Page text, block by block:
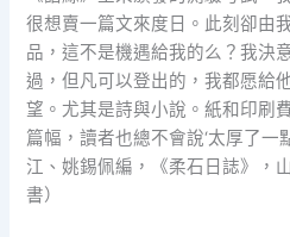
很想賣一篇文來度日。此刻卻由
品，這不是機遇給我的么？我決
過，但凡可以登出的，我都愿給
望。尤其是詩與小說。紙和印刷
篇幅，讀者也總不會說‘太厚了一
江、姚錫佩編，《柔石日誌》，
書）